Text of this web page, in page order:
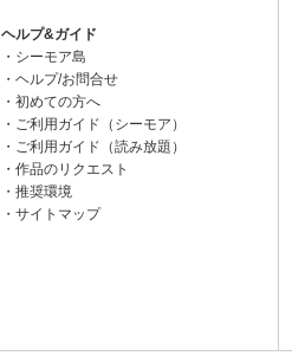
ヘルプ&ガイド
シーモア島
ヘルプ/お問合せ
初めての方へ
ご利用ガイド（シーモア）
ご利用ガイド（読み放題）
作品のリクエスト
推奨環境
サイトマップ